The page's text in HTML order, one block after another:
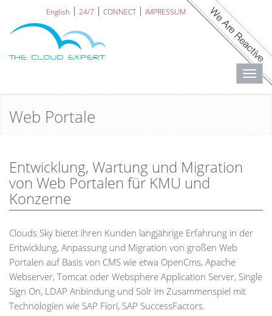
English 24/7 CONNECT IMPRESSUM
Web Portale
Entwicklung, Wartung und Migration
von Web Portalen für KMU und
Konzerne
Clouds Sky bietet ihren Kunden langjährige Erfahrung in der
Entwicklung, Anpassung und Migration von großen Web
Portalen auf Basis von CMS wie etwa OpenCms, Apache
Webserver, Tomcat oder Websphere Application Server, Single
Sign On, LDAP Anbindung und Solr im Zusammenspiel mit
Technologien wie SAP Fiori, SAP SuccessFactors.